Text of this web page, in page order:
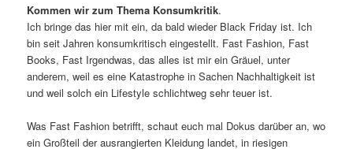
Kommen wir zum Thema Konsumkritik.
Ich bringe das hier mit ein, da bald wieder Black Friday ist. Ich
bin seit Jahren konsumkritisch eingestellt. Fast Fashion, Fast
Books, Fast Irgendwas, das alles ist mir ein Gräuel, unter
anderem, weil es eine Katastrophe in Sachen Nachhaltigkeit ist
und weil solch ein Lifestyle schlichtweg sehr teuer ist.
Was Fast Fashion betrifft, schaut euch mal Dokus darüber an, wo
ein Großteil der ausrangierten Kleidung landet, in riesigen